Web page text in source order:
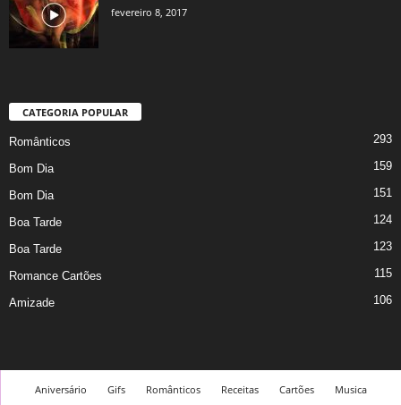
fevereiro 8, 2017
CATEGORIA POPULAR
Românticos 293
Bom Dia 159
Bom Dia 151
Boa Tarde 124
Boa Tarde 123
Romance Cartões 115
Amizade 106
Aniversário Gifs Românticos Receitas Cartões
Musica